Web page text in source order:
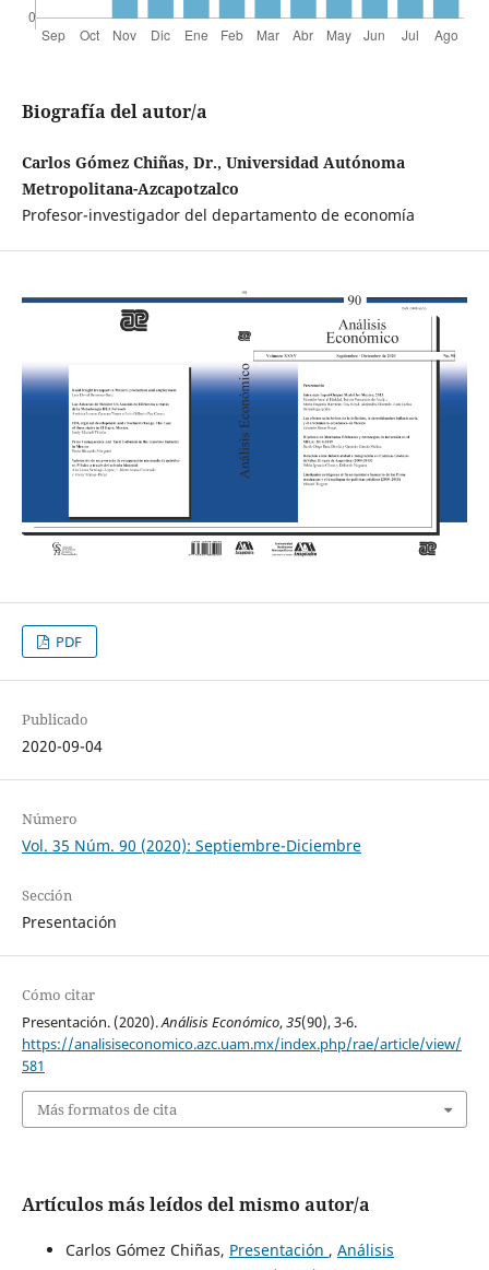
Biografía del autor/a
Carlos Gómez Chiñas, Dr., Universidad Autónoma
Metropolitana-Azcapotzalco
Profesor-investigador del departamento de economía
PDF
Publicado
2020-09-04
Número
Vol. 35 Núm. 90 (2020): Septiembre-Diciembre
Sección
Presentación
Cómo citar
Presentación. (2020).Análisis Económico,35(90), 3-6.
https://analisiseconomico.azc.uam.mx/index.php/rae/article/view/
581
Más formatos de cita
Artículos más leídos del mismo autor/a
Carlos Gómez Chiñas, Presentación , Análisis